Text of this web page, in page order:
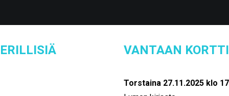
VANTAAN
Torstaina 27.11.2025 klo